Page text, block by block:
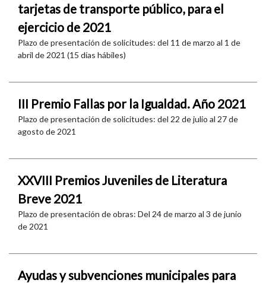
tarjetas de transporte público, para el
ejercicio de 2021
Plazo de presentación de solicitudes: del 11 de marzo al 1 de
abril de 2021 (15 días hábiles)
III Premio Fallas por la Igualdad. Año 2021
Plazo de presentación de solicitudes: del 22 de julio al 27 de
agosto de 2021
XXVIII Premios Juveniles de Literatura
Breve 2021
Plazo de presentación de obras: Del 24 de marzo al 3 de junio
de 2021
Ayudas y subvenciones municipales para